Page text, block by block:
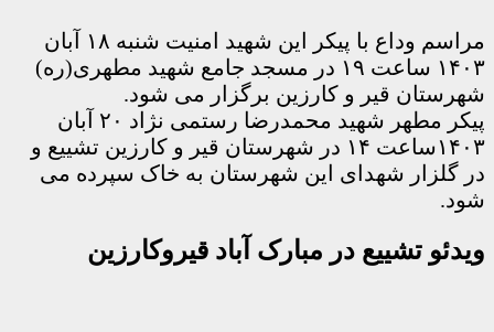
مراسم وداع با پیکر این شهید امنیت شنبه ۱۸ آبان
۱۴۰۳ ساعت ۱۹ در مسجد جامع شهید مطهری(ره)
شهرستان قیر و کارزین برگزار می شود.
پیکر مطهر شهید محمدرضا رستمی نژاد ۲۰ آبان
۱۴۰۳ساعت ۱۴ در شهرستان قیر و کارزین تشییع و
در گلزار شهدای این شهرستان به خاک سپرده می
شود.
ویدئو تشییع در مبارک آباد قیروکارزین